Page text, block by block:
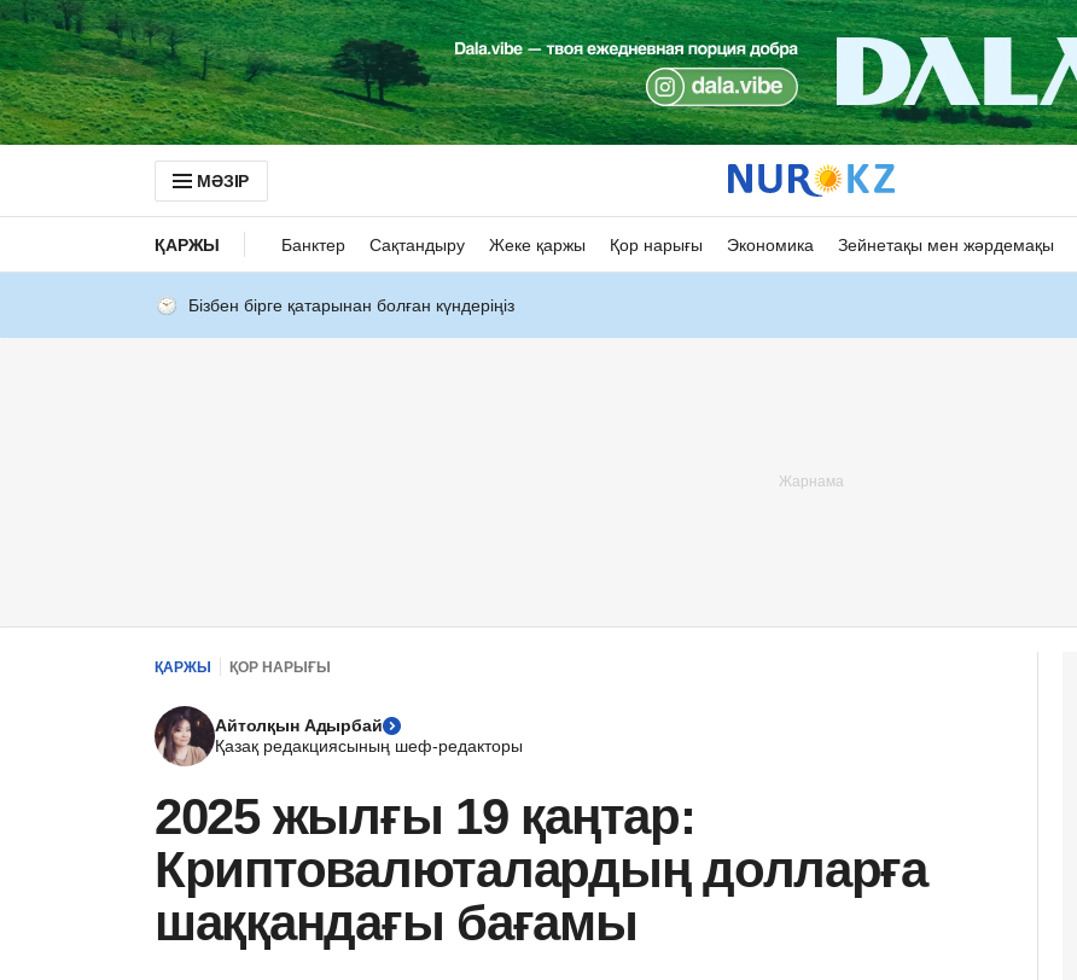
МӘЗІР
ҚАРЖЫ Банктер Сақтандыру Жеке қаржы Қор нарығы Экономика Зейнетақы мен жәрдемақы
Бізбен бірге қатарынан болған күндеріңіз
ҚАРЖЫ ҚОР НАРЫҒЫ
Айтолқын Адырбай
Қазақ редакциясының шеф-редакторы
2025 жылғы 19 қаңтар:
Криптовалюталардың долларға
шаққандағы бағамы